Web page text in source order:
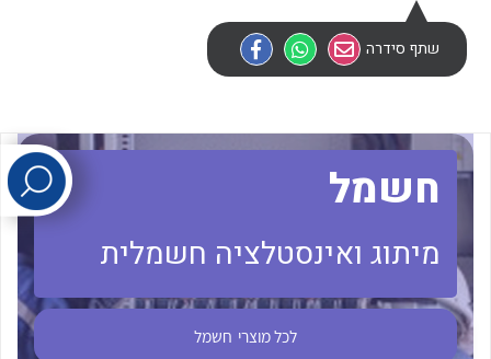
לכל מוצרי היצרן
שתף סידרה
חשמל
מיתוג ואינסטלציה חשמלית
לכל מוצרי חשמל